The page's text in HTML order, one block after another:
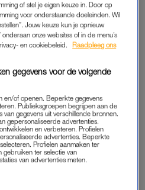
'Toen ik hoorde dat hij met een
andere vrouw een baby zou
krijgen, besefte ik dat ons
leven samen echt mislukt was'
ín de auto, hij haalde ze
kreeg ik niet voor de leuk. Voor
mijn gezicht in dat van die
opengesperde ogen. Met
van de passagiersstoel en
of stel je eigen keuze in. Door op
voor onderstaande doeleinden. Wil
Jouw keuze kun je opnieuw
onderaan onze websites of in de menu’s
en cookiebeleid.
Raadpleeg ons
gegevens voor de volgende
en/of openen. Beperkte gegevens
Publieksgroepen begrijpen aan de
van gegevens uit verschillende bronnen.
gepersonaliseerde advertenties.
en verbeteren. Profielen
advertenties. Beperkte
Profielen aanmaken ter
gebruiken ter selectie van
van advertenties meten.